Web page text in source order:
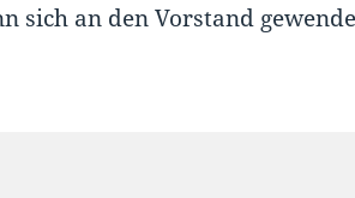
sich an den Vorstand